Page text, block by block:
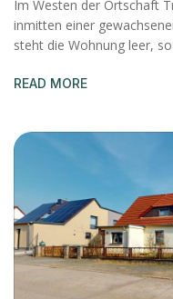
Im Westen der Ortschaft
inmitten einer
steht die Wohnung leer,
READ MORE